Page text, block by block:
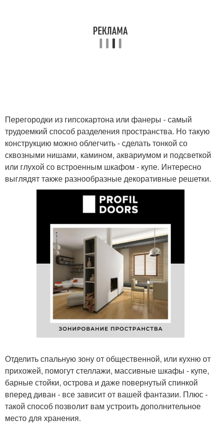
Перегородки из гипсокартона или фанеры - самый
трудоемкий способ разделения пространства. Но такую
конструкцию можно облегчить - сделать тонкой со
сквозными нишами, камином, аквариумом и подсветкой
или глухой со встроенным шкафом - купе. Интересно
выглядят также разнообразные декоративные решетки.
Отделить спальную зону от общественной, или кухню от
прихожей, помогут стеллажи, массивные шкафы - купе,
барные стойки, острова и даже повернутый спинкой
вперед диван - все зависит от вашей фантазии. Плюс -
такой способ позволит вам устроить дополнительное
место для хранения.